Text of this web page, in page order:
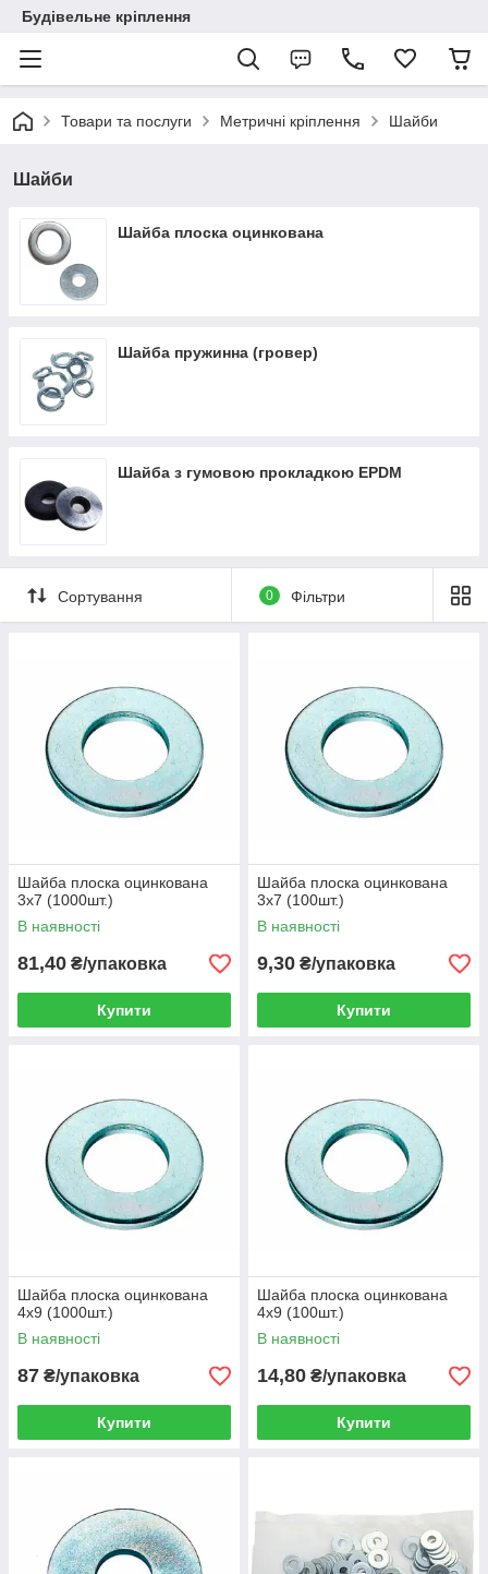
Будівельне кріплення
Товари та послуги Метричні кріплення Шайби
Шайби
Шайба плоска оцинкована
Шайба пружинна (гровер)
Шайба з гумовою прокладкою EPDM
Сортування 0 Фільтри
Шайба плоска оцинкована
3х7 (1000шт.)
В наявності
81,40 ₴/упаковка
Купити
Шайба плоска оцинкована
3х7 (100шт.)
В наявності
9,30 ₴/упаковка
Купити
Шайба плоска оцинкована
4х9 (1000шт.)
В наявності
87 ₴/упаковка
Купити
Шайба плоска оцинкована
4х9 (100шт.)
В наявності
14,80 ₴/упаковка
Купити